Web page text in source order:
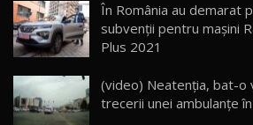
22
Noua Mazda 6e / Test
26:59
23
Lynk & Co 01 / Test
25:19
În România au demarat
subvenţii pentru maşini
Plus 2021
(video) Neatenția, bat-o
trecerii unei ambulanţe în